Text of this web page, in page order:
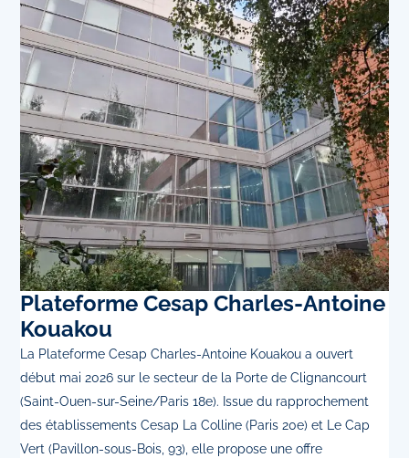
Plateforme Cesap Charles-Antoine
Kouakou
La Plateforme Cesap Charles-Antoine Kouakou a ouvert
début mai 2026 sur le secteur de la Porte de Clignancourt
(Saint-Ouen-sur-Seine/Paris 18e). Issue du rapprochement
des établissements Cesap La Colline (Paris 20e) et Le Cap
Vert (Pavillon-sous-Bois, 93), elle propose une offre